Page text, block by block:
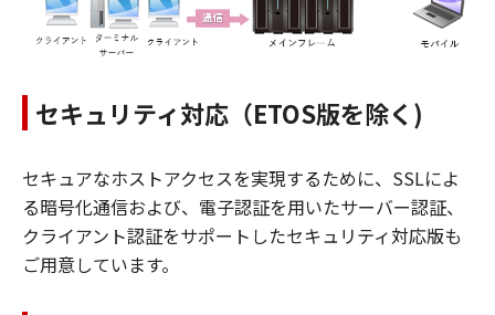
セキュリティ対応（ETOS版を除く)
セキュアなホストアクセスを実現するために、SSLによ
る暗号化通信および、電子認証を用いたサーバー認証、
クライアント認証をサポートしたセキュリティ対応版も
ご用意しています。